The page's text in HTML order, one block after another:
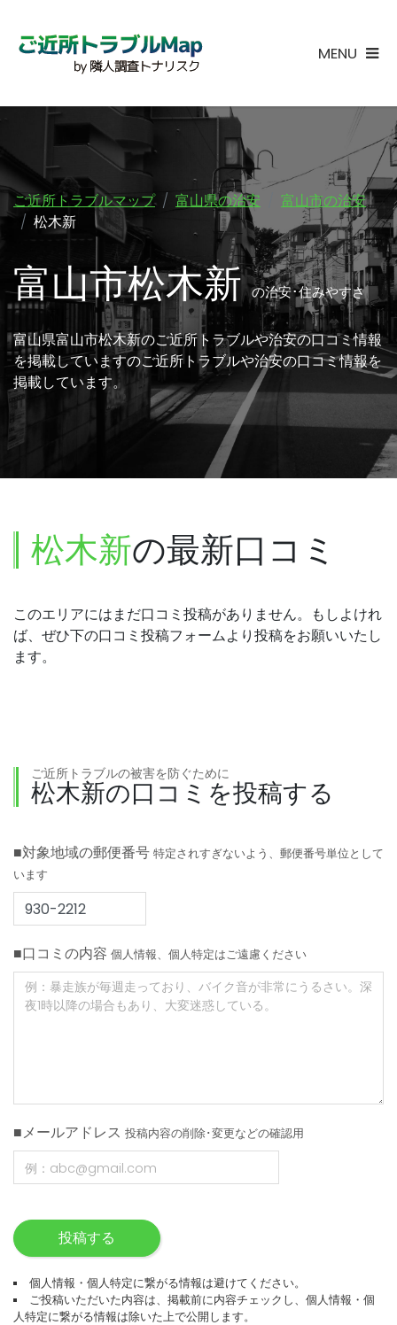
MENU
ご近所トラブルマップ 富山県の治安
富山市の治安
松木新
富山市松木新の治安･住みやすさ
富山県富山市松木新のご近所トラブルや治安の口コミ情報
を掲載していますのご近所トラブルや治安の口コミ情報を
掲載しています。
松木新の最新口コミ
このエリアにはまだ口コミ投稿がありません。もしよけれ
ば、ぜひ下の口コミ投稿フォームより投稿をお願いいたし
ます。
ご近所トラブルの被害を防ぐために
松木新の口コミを投稿する
■対象地域の郵便番号 特定されすぎないよう、郵便番号単位として
います
■口コミの内容 個人情報、個人特定はご遠慮ください
■メールアドレス 投稿内容の削除･変更などの確認用
投稿する
個人情報・個人特定に繋がる情報は避けてください。
ご投稿いただいた内容は、掲載前に内容チェックし、個人情報・個
人特定に繋がる情報は除いた上で公開します。